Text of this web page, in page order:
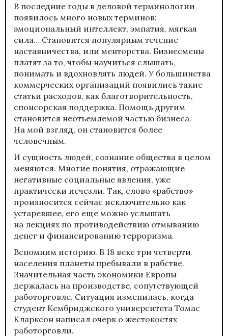
В последние годы в деловой терминологии
появилось много новых терминов:
эмоциональный интеллект, эмпатия, мягкая
сила… Становится популярным течение
наставничества, или менторства. Бизнесмены
платят за то, чтобы научиться слышать,
понимать и вдохновлять людей. У большинства
коммерческих организаций появились такие
статьи расходов, как благотворительность,
спонсорская поддержка. Помощь другим
становится неотъемлемой частью бизнеса.
На мой взгляд, он становится более
человечным.
И сущность людей, сознание общества в целом
меняются. Многие понятия, отражающие
негативные социальные явления, уже
практически исчезли. Так, слово «рабство»
произносится сейчас исключительно как
устаревшее, его еще можно услышать
на лекциях по противодействию отмыванию
денег и финансированию терроризма.
Вспомним историю. В 18 веке три четверти
населения планеты пребывали в рабстве.
Значительная часть экономики Европы
держалась на производстве, сопутствующей
работорговле. Ситуация изменилась, когда
студент Кембриджского университета Томас
Кларксон написал очерк о жестокостях
работорговли.